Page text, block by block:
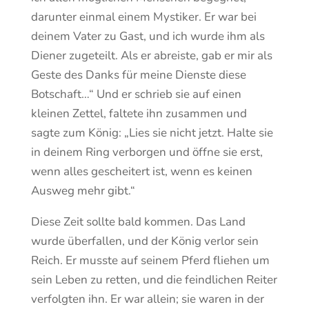
darunter einmal einem Mystiker. Er war bei
deinem Vater zu Gast, und ich wurde ihm als
Diener zugeteilt. Als er abreiste, gab er mir als
Geste des Danks für meine Dienste diese
Botschaft…“ Und er schrieb sie auf einen
kleinen Zettel, faltete ihn zusammen und
sagte zum König: „Lies sie nicht jetzt. Halte sie
in deinem Ring verborgen und öffne sie erst,
wenn alles gescheitert ist, wenn es keinen
Ausweg mehr gibt.“
Diese Zeit sollte bald kommen. Das Land
wurde überfallen, und der König verlor sein
Reich. Er musste auf seinem Pferd fliehen um
sein Leben zu retten, und die feindlichen Reiter
verfolgten ihn. Er war allein; sie waren in der